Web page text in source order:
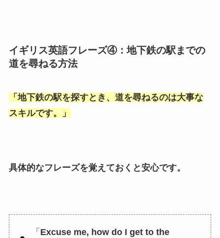
イギリス英語フレーズ④：地下鉄の駅までの
道を尋ねる方法
「地下鉄の駅を探すとき、道を尋ねるのは大事な
スキルです。
」
具体的なフレーズを覚えておくと安心です。
「 Excuse me, how do I get to the